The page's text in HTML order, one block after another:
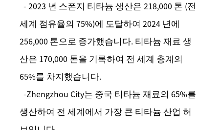
- 2023 년 스폰지 티타늄 생산은 218,000 톤 (전
세계 점유율의 75%)에 도달하여 2024 년에
256,000 톤으로 증가했습니다. 티타늄 재료 생
산은 170,000 톤을 기록하여 전 세계 총계의
65%를 차지했습니다.
-Zhengzhou City는 중국 티타늄 재료의 65%를
생산하여 전 세계에서 가장 큰 티타늄 산업 허